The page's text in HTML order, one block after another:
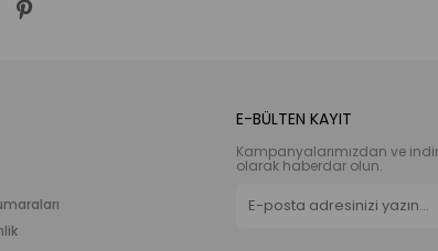
E-BÜLTEN KAYIT
Kampanyalarımızdan ve
olarak haberdar olun.